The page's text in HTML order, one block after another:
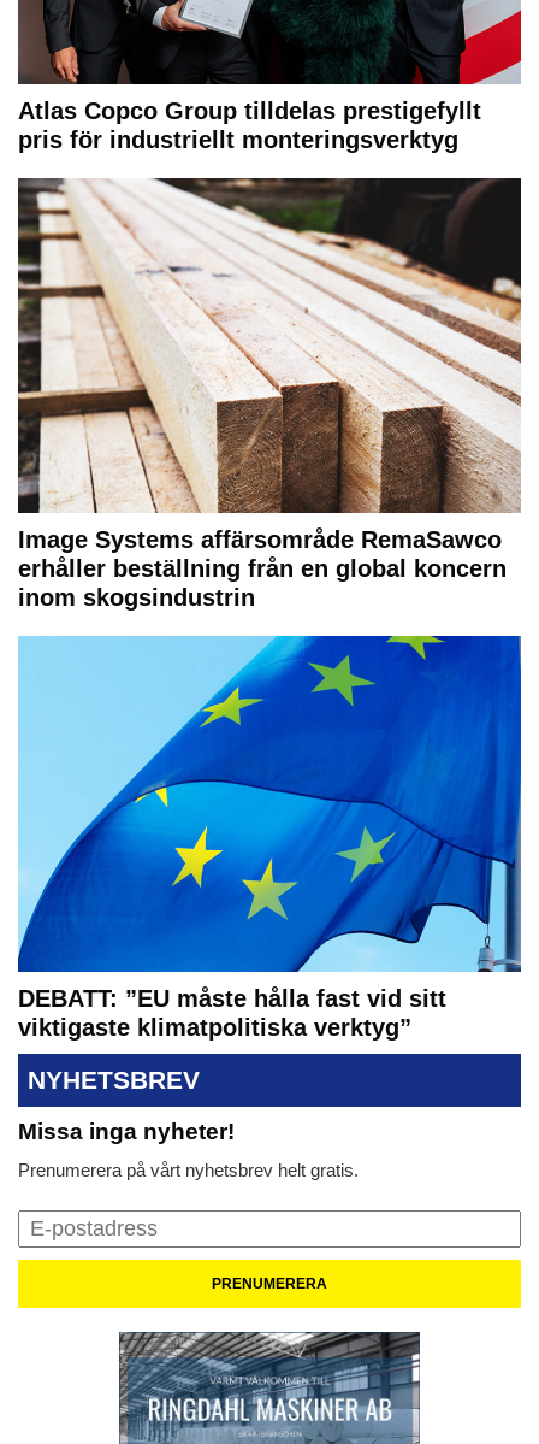
Atlas Copco Group tilldelas prestigefyllt
pris för industriellt monteringsverktyg
Image Systems affärsområde RemaSawco
erhåller beställning från en global koncern
inom skogsindustrin
DEBATT: ”EU måste hålla fast vid sitt
viktigaste klimatpolitiska verktyg”
NYHETSBREV
Missa inga nyheter!
Prenumerera på vårt nyhetsbrev helt gratis.